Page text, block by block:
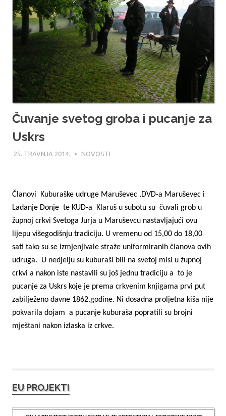
Čuvanje svetog groba i pucanje za
Uskrs
25. TRAVNJA 2014. MODERATOR
NOVOSTI
Članovi
Kuburaške udruge Maruševec ,DVD-a Maruševec i
Ladanje Donje te KUD-a Klaruš u subotu su čuvali grob u
župnoj crkvi Svetoga Jurja u Maruševcu nastavljajući ovu
lijepu višegodišnju tradiciju. U vremenu od 15,00 do 18,00
sati tako su se izmjenjivale straže uniformiranih članova ovih
udruga.
U nedjelju su kuburaši bili na svetoj misi u župnoj
crkvi a nakon iste nastavili su još jednu tradiciju a to je
pucanje za Uskrs koje je prema crkvenim knjigama prvi put
zabilježeno davne 1862.godine. Ni dosadna proljetna kiša nije
pokvarila dojam a pucanje kuburaša popratili su brojni
mještani nakon izlaska iz crkve.
EU PROJEKTI